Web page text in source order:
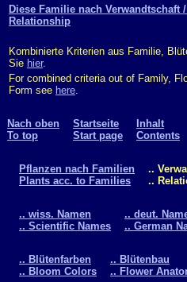
Diese Familie nach Verwandtschaft
Relationship
Kombinierte Kriterien aus Familie,
Sie hier.
For combined criteria out of Family,
Form see here.
Nach oben
To top
Startseite
Start page
Inhalt
Contents
Pflanzen nach Familien
Plants acc. to Families
..
..
.. wiss. Namen
.. Scientific Names
.. deut.
.. German
.. Blütenfarben
.. Bloom Colors
.. Blütenbau
.. Flower